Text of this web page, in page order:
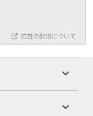
広告の配信について